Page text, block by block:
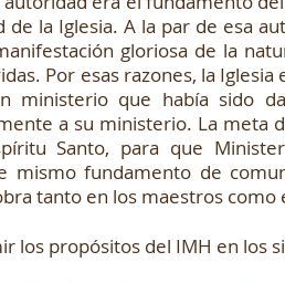
de la Iglesia. A la par de esa
gloriosa de la
Por esas razones, la
ministerio que había sido
a su ministerio. La meta
Santo, para que
mismo fundamento de
tanto en los maestros como
los propósitos del IMH en los